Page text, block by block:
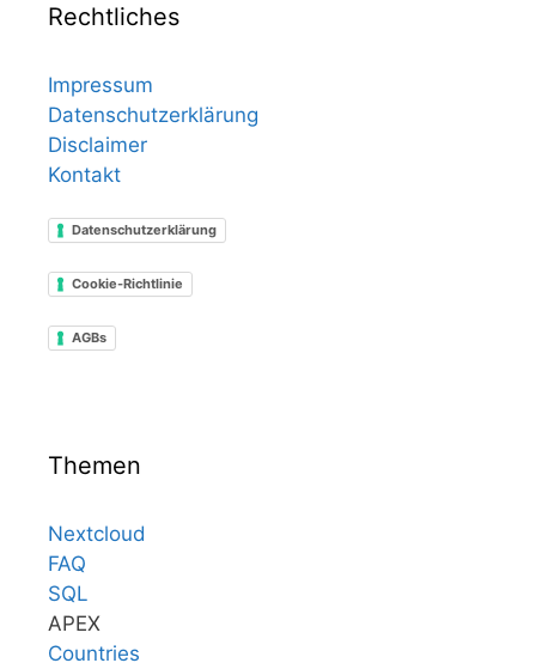
Rechtliches
Impressum
Datenschutzerklärung
Disclaimer
Kontakt
Datenschutzerklärung
Cookie-Richtlinie
AGBs
Themen
Nextcloud
FAQ
SQL
APEX
Countries